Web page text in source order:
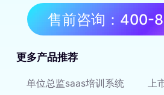
售前咨询：400-
更多产品推荐
单位总监saas培训系统
上